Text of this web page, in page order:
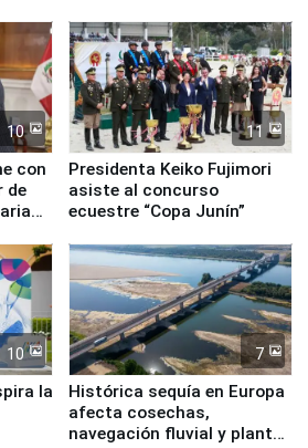
10
con
de
11
Presidenta Keiko Fujimori
asiste al concurso
ecuestre “Copa Junín”
10
la
7
Histórica sequía en Europa
afecta cosechas,
navegación fluvial y plantas